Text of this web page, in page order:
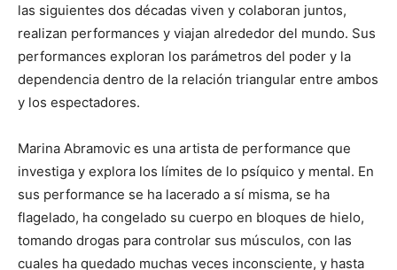
las siguientes dos décadas viven y colaboran juntos,
realizan performances y viajan alrededor del mundo. Sus
performances exploran los parámetros del poder y la
dependencia dentro de la relación triangular entre ambos
y los espectadores.
Marina Abramovic es una artista de performance que
investiga y explora los límites de lo psíquico y mental. En
sus performance se ha lacerado a sí misma, se ha
flagelado, ha congelado su cuerpo en bloques de hielo,
tomando drogas para controlar sus músculos, con las
cuales ha quedado muchas veces inconsciente, y hasta